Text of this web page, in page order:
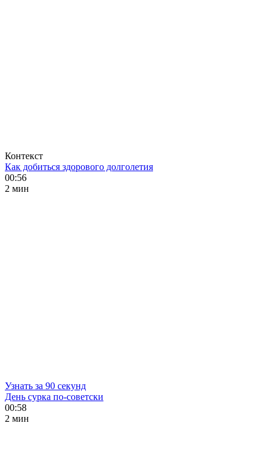
Контекст
Как добиться здорового долголетия
00:56
2 мин
Узнать за 90 секунд
День сурка по-советски
00:58
2 мин